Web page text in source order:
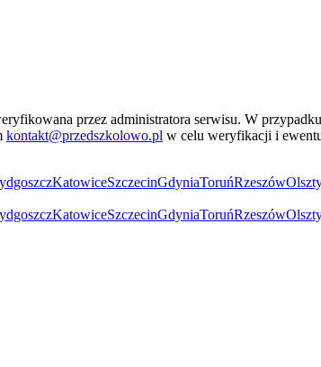
przez administratora serwisu. W
kontakt@przedszkolowo.pl w celu weryfikacji i
KatowiceSzczecinGdyniaToruńRzeszów
KatowiceSzczecinGdyniaToruńRzeszów